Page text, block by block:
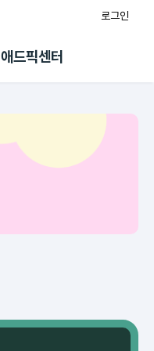
로그인
애드픽센터
멤버십 센터
마이도메인